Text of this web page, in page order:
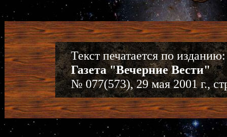
Текст печатается по изданию:
Газета "Вечерние Вести"
№ 077(573), 29 мая 2001 г.,